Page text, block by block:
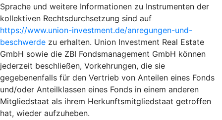
Sprache und weitere Informationen zu Instrumenten der
kollektiven Rechtsdurchsetzung sind auf
https://www.union-investment.de/anregungen-und-
beschwerde zu erhalten. Union Investment Real Estate
GmbH sowie die ZBI Fondsmanagement GmbH können
jederzeit beschließen, Vorkehrungen, die sie
gegebenenfalls für den Vertrieb von Anteilen eines Fonds
und/oder Anteilklassen eines Fonds in einem anderen
Mitgliedstaat als ihrem Herkunftsmitgliedstaat getroffen
hat, wieder aufzuheben.